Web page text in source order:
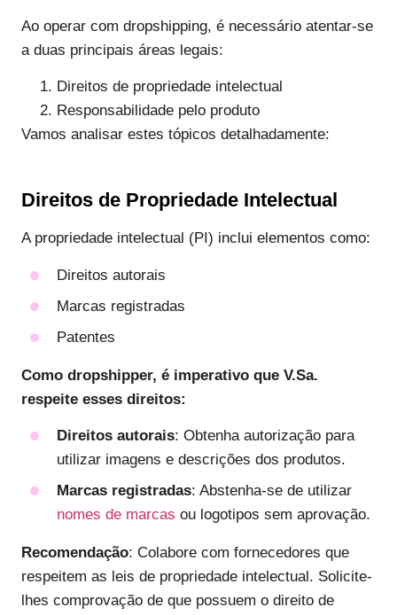
Ao operar com dropshipping, é necessário atentar-se
a duas principais áreas legais:
Direitos de propriedade intelectual
Responsabilidade pelo produto
Vamos analisar estes tópicos detalhadamente:
Direitos de Propriedade Intelectual
A propriedade intelectual (PI) inclui elementos como:
Direitos autorais
Marcas registradas
Patentes
Como dropshipper, é imperativo que V.Sa.
respeite esses direitos:
Direitos autorais: Obtenha autorização para
utilizar imagens e descrições dos produtos.
Marcas registradas: Abstenha-se de utilizar
nomes de marcas ou logotipos sem aprovação.
Recomendação: Colabore com fornecedores que
respeitem as leis de propriedade intelectual. Solicite-
lhes comprovação de que possuem o direito de